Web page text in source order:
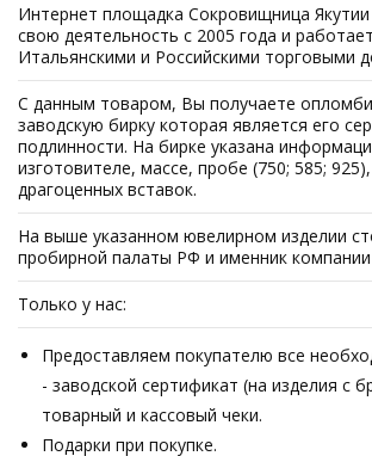
Интернет площадка Сокровищница
свою деятельность с 2005 года и
Итальянскими и Российскими торговыми
С данным товаром, Вы получаете
заводскую бирку которая является его
подлинности. На бирке указана
изготовителе, массе, пробе (750; 585;
драгоценных вставок.
На выше указанном ювелирном изделии
пробирной палаты РФ и именник
Только у нас:
Предоставляем покупателю все
- заводской сертификат (на изделия с
товарный и кассовый чеки.
Подарки при покупке.